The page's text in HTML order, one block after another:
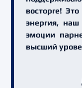
восторге!
энергия,
эмоции
высший